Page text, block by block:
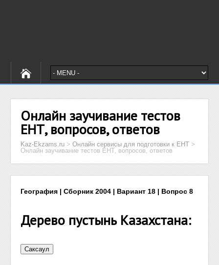
Онлайн заучивание тестов
ЕНТ, вопросов, ответов
Kaz-Ekzams.ru >Онлайн сервисы для подготовки к ЕНТ >
Онлайн заучивание тестов ЕНТ, вопросов, ответов
География | Сборник 2004 | Вариант 18 | Вопрос 8
Дерево пустынь Казахстана: